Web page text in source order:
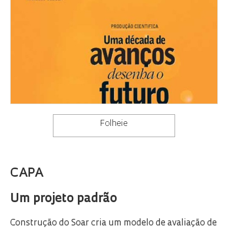
Folheie
CAPA
Um projeto padrão
Construção do Soar cria um modelo de avaliação de